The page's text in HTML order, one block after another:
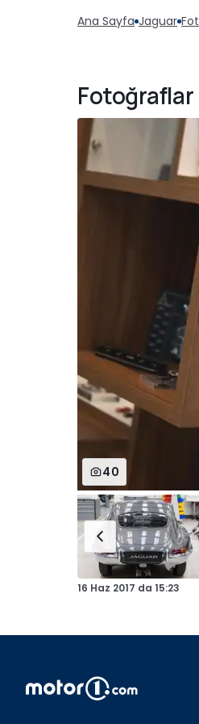
Ana Sayfa Jaguar
Fotoğraflar
40
16 Haz 2017 da 15:23